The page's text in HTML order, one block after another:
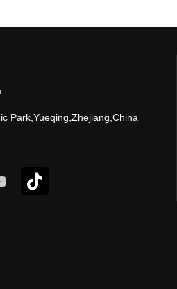
Park,Yueqing,Zhejiang,China